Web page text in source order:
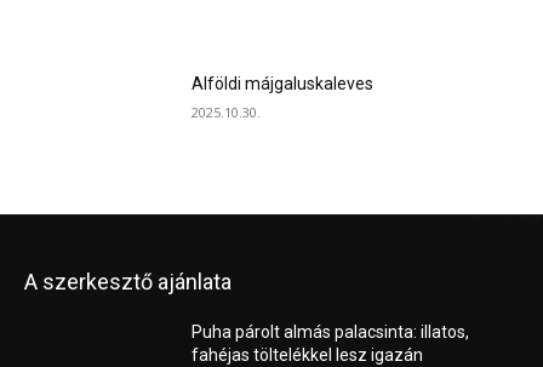
Alföldi májgaluskaleves
2025.10.30.
A szerkesztő ajánlata
Puha párolt almás palacsinta: illatos,
fahéjas töltelékkel lesz igazán